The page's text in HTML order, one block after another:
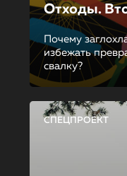
Отходы.
Почему
избежать
свалку?
СПЕЦПРОЕКТ